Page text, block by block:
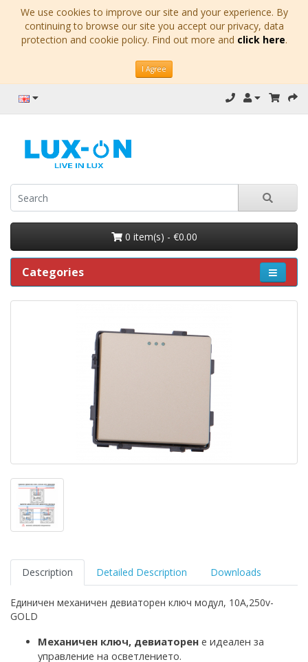
We use cookies to improve our site and your experience. By
continuing to browse our site you accept our privacy, data
protection and cookie policy. Find out more and click here.
I Agree
0 item(s) - €0.00
Categories
Description Detailed Description Downloads
Единичен механичен девиаторен ключ модул, 10A,250v-
GOLD
Механичен ключ, девиаторен е идеален за
управление на осветлението.